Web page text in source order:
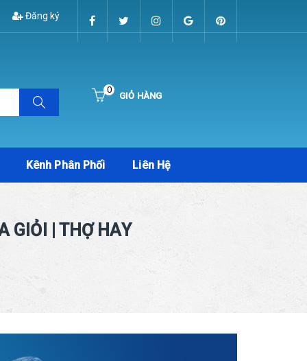
Đăng ký
GIỎ HÀNG
0
Kênh Phân Phối Liên Hệ
GIỎI | THỢ HAY